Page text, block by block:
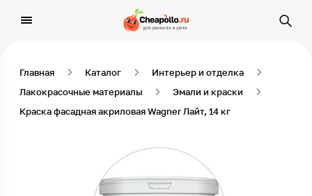
Главная Каталог
Интерьер и отделка
Лакокрасочные материалы
Эмали и краски
Краска фасадная акриловая Wagner Лайт, 14 кг